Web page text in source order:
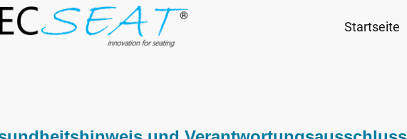
Startseite